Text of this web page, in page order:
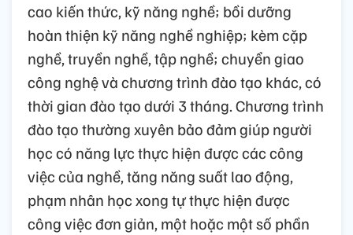
cao kiến thức, kỹ năng nghề; bồi dưỡng
hoàn thiện kỹ năng nghề nghiệp; kèm cặp
nghề, truyền nghề, tập nghề; chuyển giao
công nghệ và chương trình đào tạo khác, có
thời gian đào tạo dưới 3 tháng. Chương trình
đào tạo thường xuyên bảo đảm giúp người
học có năng lực thực hiện được các công
việc của nghề, tăng năng suất lao động,
phạm nhân học xong tự thực hiện được
công việc đơn giản, một hoặc một số phần